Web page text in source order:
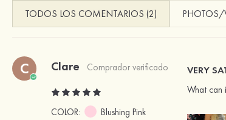
TODOS LOS COMENTARIOS (2) PHOTOS/
C Clare Comprador verificado
COLOR:
Blushing Pink
VERY
What can